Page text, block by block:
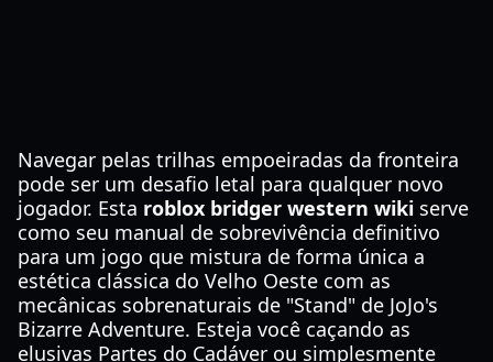
Navegar pelas trilhas empoeiradas da fronteira
pode ser um desafio letal para qualquer novo
jogador. Esta roblox bridger western wiki serve
como seu manual de sobrevivência definitivo
para um jogo que mistura de forma única a
estética clássica do Velho Oeste com as
mecânicas sobrenaturais de "Stand" de JoJo's
Bizarre Adventure. Esteja você caçando as
elusivas Partes do Cadáver ou simplesmente